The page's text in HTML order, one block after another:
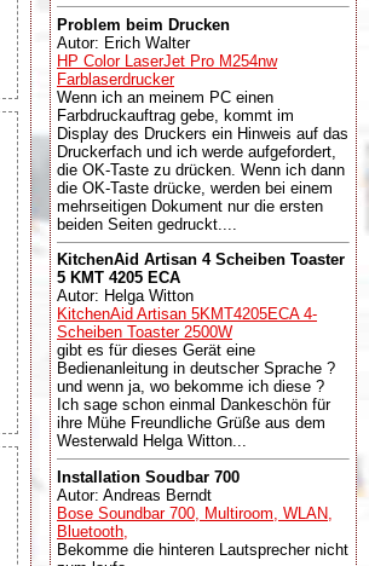
Problem beim Drucken
Autor: Erich Walter
HP Color LaserJet Pro M254nw
Farblaserdrucker
Wenn ich an meinem PC einen
Farbdruckauftrag gebe, kommt im
Display des Druckers ein Hinweis auf das
Druckerfach und ich werde aufgefordert,
die OK-Taste zu drücken. Wenn ich dann
die OK-Taste drücke, werden bei einem
mehrseitigen Dokument nur die ersten
beiden Seiten gedruckt....
KitchenAid Artisan 4 Scheiben Toaster
5 KMT 4205 ECA
Autor: Helga Witton
KitchenAid Artisan 5KMT4205ECA 4-
Scheiben Toaster 2500W
gibt es für dieses Gerät eine
Bedienanleitung in deutscher Sprache ?
und wenn ja, wo bekomme ich diese ?
Ich sage schon einmal Dankeschön für
ihre Mühe Freundliche Grüße aus dem
Westerwald Helga Witton...
Installation Soudbar 700
Autor: Andreas Berndt
Bose Soundbar 700, Multiroom, WLAN,
Bluetooth,
Bekomme die hinteren Lautsprecher nicht